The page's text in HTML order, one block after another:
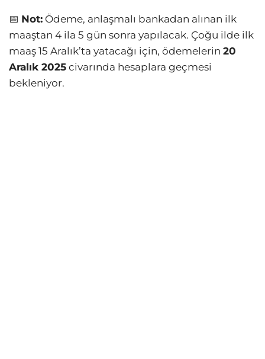
📅 Not: Ödeme, anlaşmalı bankadan alınan ilk
maaştan 4 ila 5 gün sonra yapılacak. Çoğu ilde ilk
maaş 15 Aralık’ta yatacağı için, ödemelerin 20
Aralık 2025 civarında hesaplara geçmesi
bekleniyor.